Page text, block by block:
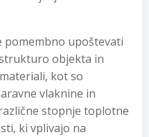
pomembno upoštevati
objekta in
kot so
vlaknine in
stopnje toplotne
ki vplivajo na